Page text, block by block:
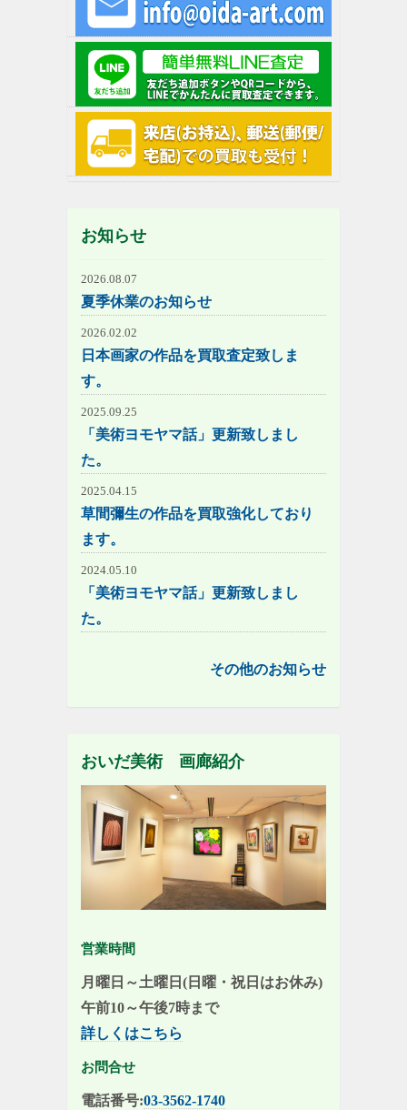
お知らせ
2026.08.07
夏季休業のお知らせ
2026.02.02
日本画家の作品を買取査定致しま
す。
2025.09.25
「美術ヨモヤマ話」更新致しまし
た。
2025.04.15
草間彌生の作品を買取強化しており
ます。
2024.05.10
「美術ヨモヤマ話」更新致しまし
た。
その他のお知らせ
おいだ美術 画廊紹介
営業時間
月曜日～土曜日(日曜・祝日はお休み)
午前10～午後7時まで
詳しくはこちら
お問合せ
電話番号:03-3562-1740